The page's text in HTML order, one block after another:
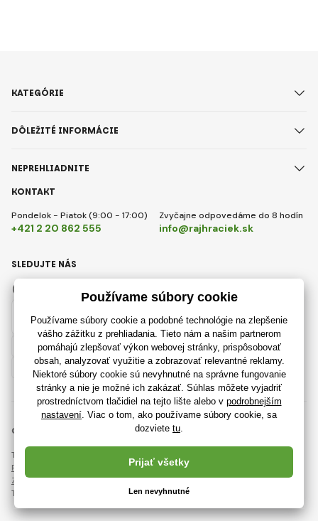
KONTAKT
Pondelok - Piatok (9:00 - 17:00)
+421 2 20 862 555
Zvyčajne odpovedáme do 8 hodín
info@rajhraciek.sk
KATEGÓRIE
DÔLEŽITÉ INFORMÁCIE
NEPREHLIADNITE
Slovensky
SLEDUJTE NÁS
Instagram
© 2018 - 2026 RajHraciek.sk, Všetky práva vyhradené
Táto stránka je chránená pomocou reCAPTCHA a uplatňujú sa
Pravidlá ochrany osobných údajov spoločnosti Google a ich
Zmluvné podmienky.
Tvorba výkonných internetových obchodov od